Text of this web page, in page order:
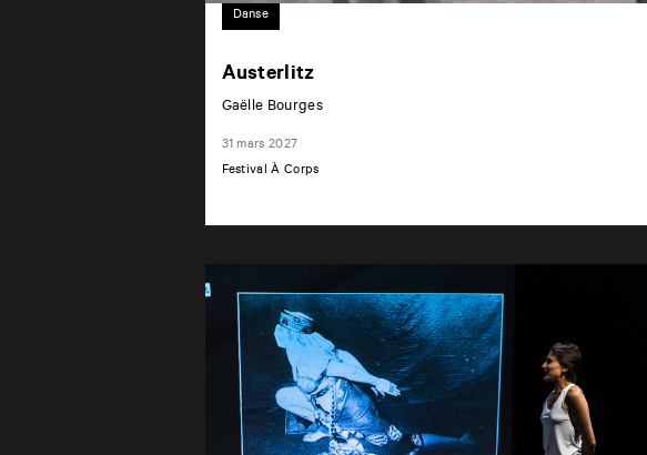
Danse
Austerlitz
Gaëlle Bourges
31 mars 2027
Festival À Corps